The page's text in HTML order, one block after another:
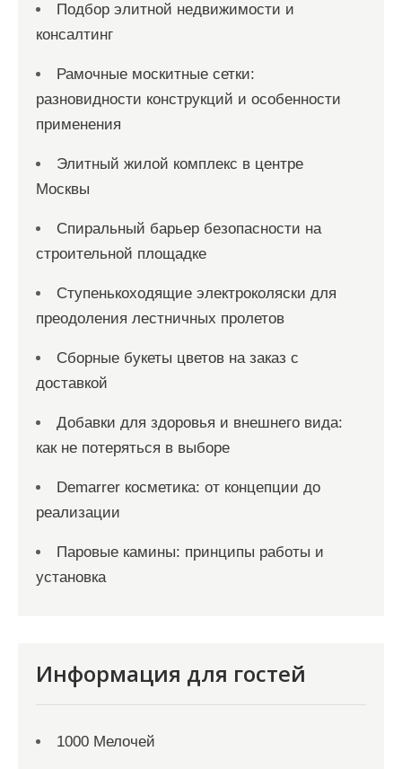
Подбор элитной недвижимости и
консалтинг
Рамочные москитные сетки:
разновидности конструкций и особенности
применения
Элитный жилой комплекс в центре
Москвы
Спиральный барьер безопасности на
строительной площадке
Ступенькоходящие электроколяски для
преодоления лестничных пролетов
Сборные букеты цветов на заказ с
доставкой
Добавки для здоровья и внешнего вида:
как не потеряться в выборе
Demarrer косметика: от концепции до
реализации
Паровые камины: принципы работы и
установка
Информация для гостей
1000 Мелочей